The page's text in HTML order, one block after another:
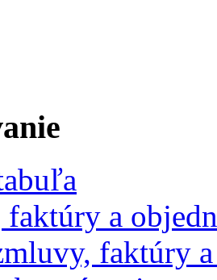
a
faktúry